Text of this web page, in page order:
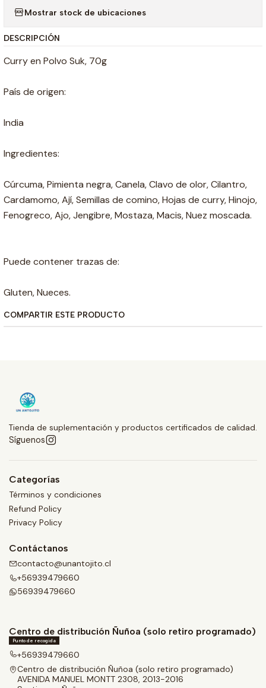
Mostrar stock de ubicaciones
DESCRIPCIÓN
Curry en Polvo Suk, 70g
País de origen:
India
Ingredientes:
Cúrcuma, Pimienta negra, Canela, Clavo de olor, Cilantro,
Cardamomo, Ají, Semillas de comino, Hojas de curry, Hinojo,
Fenogreco, Ajo, Jengibre, Mostaza, Macis, Nuez moscada.
Puede contener trazas de:
Gluten, Nueces.
COMPARTIR ESTE PRODUCTO
Tienda de suplementación y productos certificados de calidad.
Síguenos
Categorías
Términos y condiciones
Refund Policy
Privacy Policy
Contáctanos
contacto@unantojito.cl
+56939479660
56939479660
Centro de distribución Ñuñoa (solo retiro programado)
Punto de recogida
+56939479660
Centro de distribución Ñuñoa (solo retiro programado)
AVENIDA MANUEL MONTT 2308, 2013-2016